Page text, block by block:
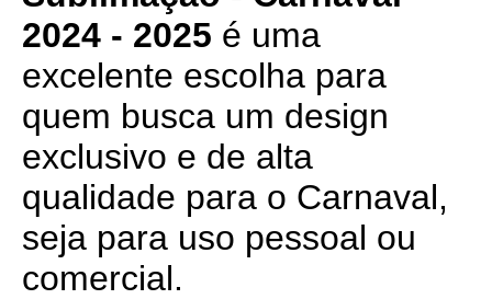
2024 - 2025 é uma
excelente escolha para
quem busca um design
exclusivo e de alta
qualidade para o Carnaval,
seja para uso pessoal ou
comercial.